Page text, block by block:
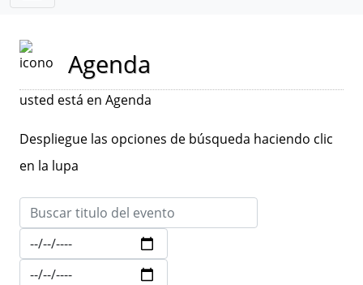
Agenda
usted está en Agenda
Despliegue las opciones de búsqueda haciendo clic
en la lupa